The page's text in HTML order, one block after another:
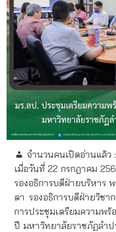
จำนวนคนเปิดอ่านแล้ว :
เมื่อวันที่ 22 กรกฎาคม
รองอธิการบดีฝ่ายบริหาร
ตา รองอธิการบดีฝ่ายวิช
การประชุมเตรียมความพ
ปี มหาวิทยาลัยราชภัฏลำ